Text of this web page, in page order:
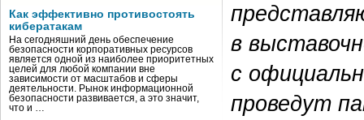
Как эффективно противостоять
кибератакам
На сегодняшний день обеспечение
безопасности корпоративных ресурсов
является одной из наиболее приоритетных
целей для любой компании вне
зависимости от масштабов и сферы
деятельности. Рынок информационной
безопасности развивается, а это значит,
что и …
в
с
проведут